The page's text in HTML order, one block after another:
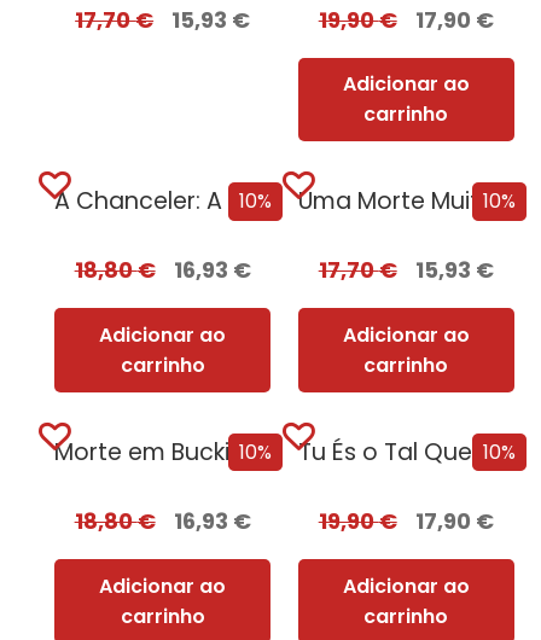
17,70€ 15,93 € 19,90€ 17,90 €
Adicionar ao
carrinho
10%
A Chanceler: A Notável Odisseia de Angela Merkel [Edição Autografada]
18,80€ 16,93 €
Adicionar ao
carrinho
10%
Uma Morte Muito Real [Edição Autografada]
17,70€ 15,93 €
Adicionar ao
carrinho
10%
Morte em Buckingham [Edição Autografada]
18,80€ 16,93 €
Adicionar ao
carrinho
10%
Tu És o Tal Que Eu Não Quero [Edição Autografada]
19,90€ 17,90 €
Adicionar ao
carrinho